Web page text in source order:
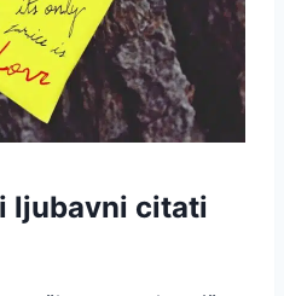
ljubavni citati